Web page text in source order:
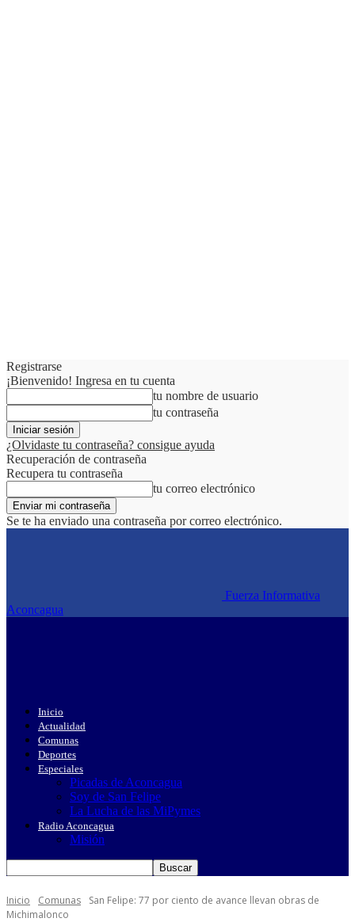
Registrarse
¡Bienvenido! Ingresa en tu cuenta
tu nombre de usuario
tu contraseña
¿Olvidaste tu contraseña? consigue ayuda
Recuperación de contraseña
Recupera tu contraseña
tu correo electrónico
Se te ha enviado una contraseña por correo electrónico.
Fuerza Informativa
Aconcagua
Inicio
Actualidad
Comunas
Deportes
Especiales
Picadas de Aconcagua
Soy de San Felipe
La Lucha de las MiPymes
Radio Aconcagua
Misión
Inicio Comunas
San Felipe: 77 por ciento de avance llevan obras de
Michimalonco